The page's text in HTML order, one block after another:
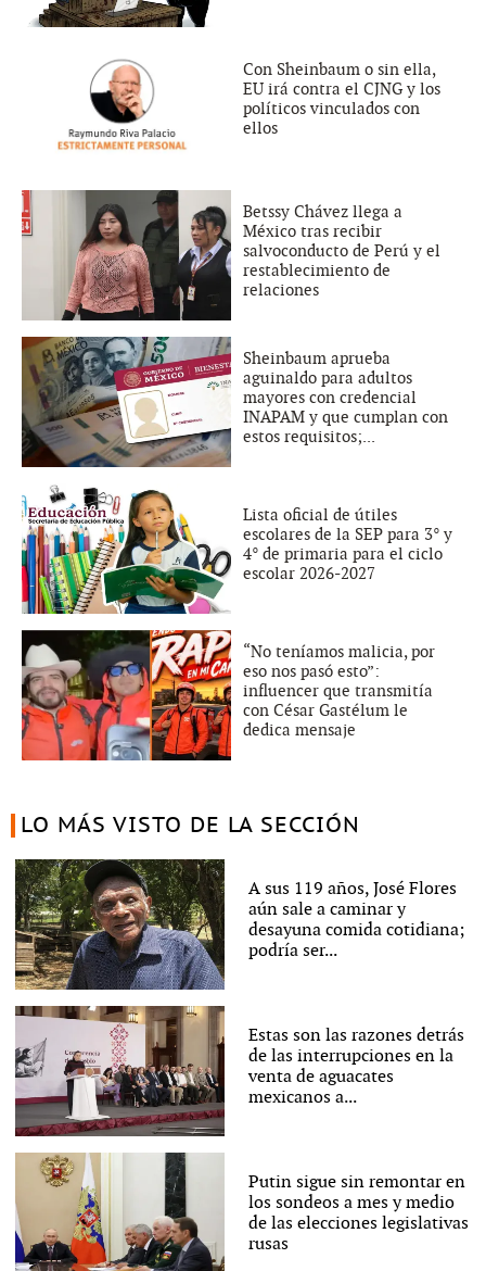
Con Sheinbaum o sin ella,
EU irá contra el CJNG y los
políticos vinculados con
ellos
Betssy Chávez llega a
México tras recibir
salvoconducto de Perú y el
restablecimiento de
relaciones
Sheinbaum aprueba
aguinaldo para adultos
mayores con credencial
INAPAM y que cumplan con
estos requisitos;...
Lista oficial de útiles
escolares de la SEP para 3° y
4° de primaria para el ciclo
escolar 2026-2027
“No teníamos malicia, por
eso nos pasó esto”:
influencer que transmitía
con César Gastélum le
dedica mensaje
LO MÁS VISTO DE LA SECCIÓN
A sus 119 años, José Flores
aún sale a caminar y
desayuna comida cotidiana;
podría ser...
Estas son las razones detrás
de las interrupciones en la
venta de aguacates
mexicanos a...
Putin sigue sin remontar en
los sondeos a mes y medio
de las elecciones legislativas
rusas